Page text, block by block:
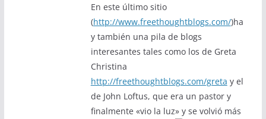
En este último sitio
(http://www.freethoughtblogs.com/)ha
y también una pila de blogs
interesantes tales como los de Greta
Christina
http://freethoughtblogs.com/greta y el
de John Loftus, que era un pastor y
finalmente «vio la luz» y se volvió más